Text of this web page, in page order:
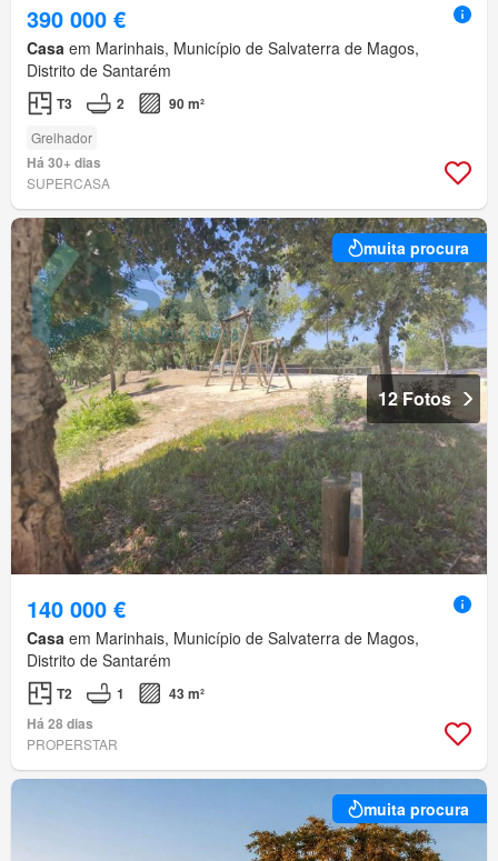
390 000 €
Casa em Marinhais, Município de Salvaterra de Magos,
Distrito de Santarém
T3 2 90 m²
Grelhador
Há 30+ dias
SUPERCASA
muita procura
12 Fotos
140 000 €
Casa em Marinhais, Município de Salvaterra de Magos,
Distrito de Santarém
T2 1
43 m²
Há 28 dias
PROPERSTAR
muita procura